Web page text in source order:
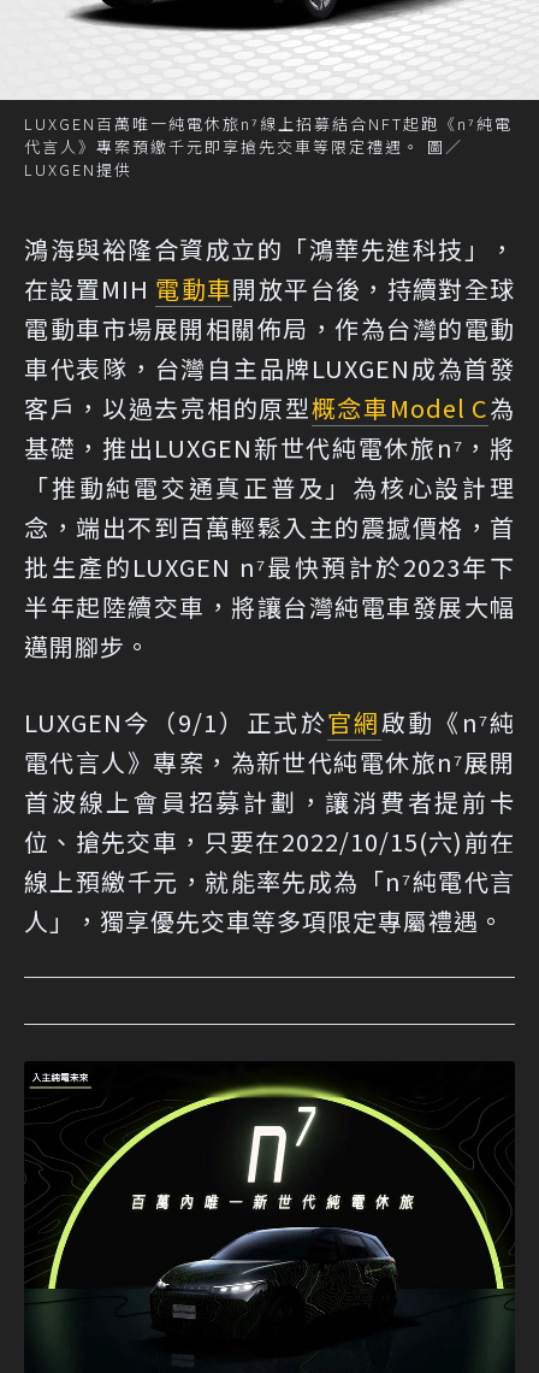
LUXGEN百萬唯一純電休旅n⁷線上招募結合NFT起跑《n⁷純電
代言人》專案預繳千元即享搶先交車等限定禮遇。 圖／
LUXGEN提供
鴻海與裕隆合資成立的「鴻華先進科技」，
在設置MIH 電動車開放平台後，持續對全球
電動車市場展開相關佈局，作為台灣的電動
車代表隊，台灣自主品牌LUXGEN成為首發
客戶，以過去亮相的原型概念車Model C為
基礎，推出LUXGEN新世代純電休旅n⁷，將
「推動純電交通真正普及」為核心設計理
念，端出不到百萬輕鬆入主的震撼價格，首
批生產的LUXGEN n⁷最快預計於2023年下
半年起陸續交車，將讓台灣純電車發展大幅
邁開腳步。
LUXGEN今（9/1）正式於官網啟動《n⁷純
電代言人》專案，為新世代純電休旅n⁷展開
首波線上會員招募計劃，讓消費者提前卡
位、搶先交車，只要在2022/10/15(六)前在
線上預繳千元，就能率先成為「n⁷純電代言
人」，獨享優先交車等多項限定專屬禮遇。